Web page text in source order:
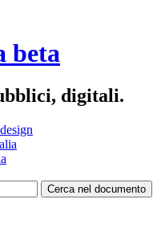
beta
digitali.
Cerca nel documento